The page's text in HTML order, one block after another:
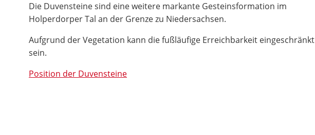
Die Duvensteine sind eine weitere markante Gesteinsformation im
Holperdorper Tal an der Grenze zu Niedersachsen.
Aufgrund der Vegetation kann die fußläufige Erreichbarkeit eingeschränkt
sein.
Position der Duvensteine